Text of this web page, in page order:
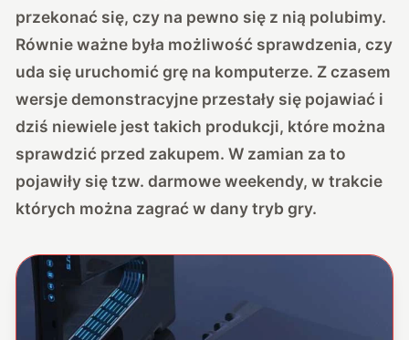
przekonać się, czy na pewno się z nią polubimy.
Równie ważne była możliwość sprawdzenia, czy
uda się uruchomić grę na komputerze. Z czasem
wersje demonstracyjne przestały się pojawiać i
dziś niewiele jest takich produkcji, które można
sprawdzić przed zakupem. W zamian za to
pojawiły się tzw. darmowe weekendy, w trakcie
których można zagrać w dany tryb gry.